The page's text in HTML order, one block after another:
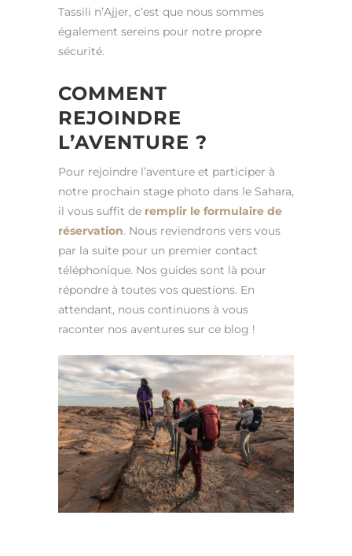
Tassili n’Ajjer, c’est que nous sommes
également sereins pour notre propre
sécurité.
COMMENT
REJOINDRE
L’AVENTURE ?
Pour rejoindre l’aventure et participer à
notre prochain stage photo dans le Sahara,
il vous suffit de remplir le formulaire de
réservation. Nous reviendrons vers vous
par la suite pour un premier contact
téléphonique. Nos guides sont là pour
répondre à toutes vos questions. En
attendant, nous continuons à vous
raconter nos aventures sur ce blog !